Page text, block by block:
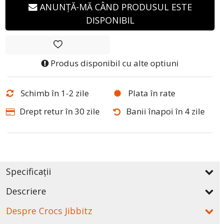
ANUNȚĂ-MĂ CÂND PRODUSUL ESTE
DISPONIBIL
Produs disponibil cu alte optiuni
Schimb în 1-2 zile
Plata în rate
Drept retur în 30 zile
Banii înapoi în 4 zile
Specificații
Descriere
Despre Crocs Jibbitz